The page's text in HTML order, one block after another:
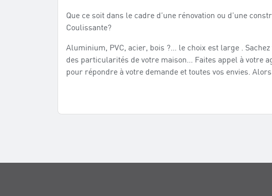
Que ce soit dans le cadre d’une rénovation ou d’une
Coulissante?
Aluminium, PVC, acier, bois ?… le choix est large .
des particularités de votre maison... Faites appel à votre
pour répondre à votre demande et toutes vos envies.